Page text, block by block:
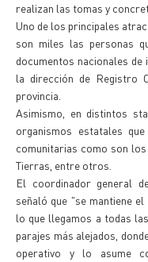
realizan las tomas y
Uno de los principales
son miles las personas
documentos nacionales
la dirección de Registro
provincia.
Asimismo, en distintos
organismos estatales
comunitarias como son los
Tierras, entre otros.
El coordinador general
señaló que "se mantiene
lo que llegamos a todas
parajes más alejados,
operativo y lo asume